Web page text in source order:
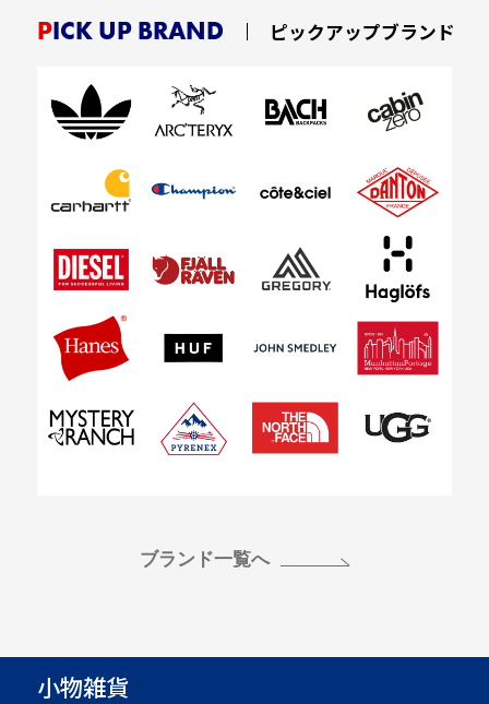
PICK UP BRAND ピックアップブランド
ブランド一覧へ
小物雑貨